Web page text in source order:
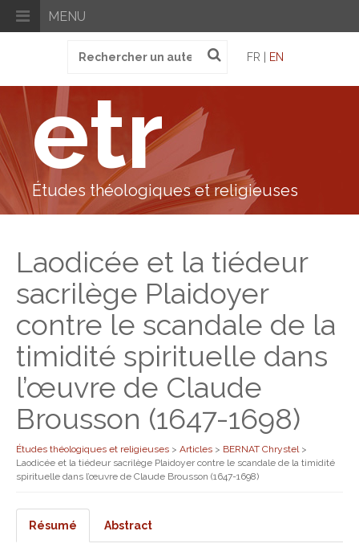
MENU
pour
FR | EN
etr
Études théologiques et religieuses
Laodicée et la tiédeur
sacrilège Plaidoyer
contre le scandale de la
timidité spirituelle dans
l’œuvre de Claude
Brousson (1647-1698)
Études théologiques et religieuses > Articles > BERNAT Chrystel>
Laodicée et la tiédeur sacrilège Plaidoyer contre le scandale de la timidité
spirituelle dans l’œuvre de Claude Brousson (1647-1698)
Résumé Abstract